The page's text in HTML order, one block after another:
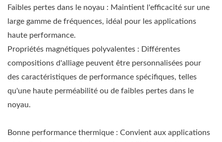
Faibles pertes dans le noyau : Maintient l'efficacité sur une
large gamme de fréquences, idéal pour les applications
haute performance.
Propriétés magnétiques polyvalentes : Différentes
compositions d'alliage peuvent être personnalisées pour
des caractéristiques de performance spécifiques, telles
qu'une haute perméabilité ou de faibles pertes dans le
noyau.
Bonne performance thermique : Convient aux applications